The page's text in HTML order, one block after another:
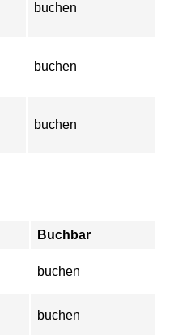
buchen
buchen
buchen
Buchbar
buchen
buchen